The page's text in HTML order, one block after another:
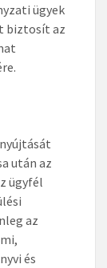
ügyek
biztosít az
után az
ügyfél
az
és